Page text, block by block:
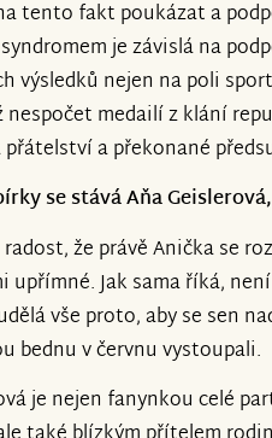
tento fakt poukázat a
je závislá na
výsledků nejen na poli
medailí z klání
a překonané
se stává Aňa
že právě Anička se
upřímné. Jak sama říká,
vše proto, aby se sen
bednu v červnu vystoupali.
je nejen fanynkou celé